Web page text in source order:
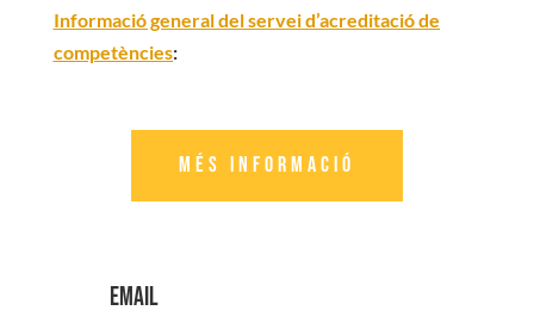
Informació general del servei d’acreditació de
competències:
Més informació
Email